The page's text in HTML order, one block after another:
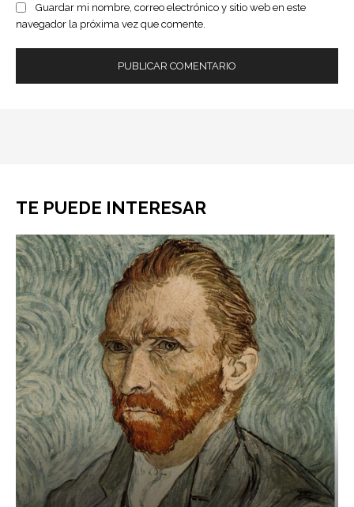
Guardar mi nombre, correo electrónico y sitio web en este
navegador la próxima vez que comente.
TE PUEDE INTERESAR